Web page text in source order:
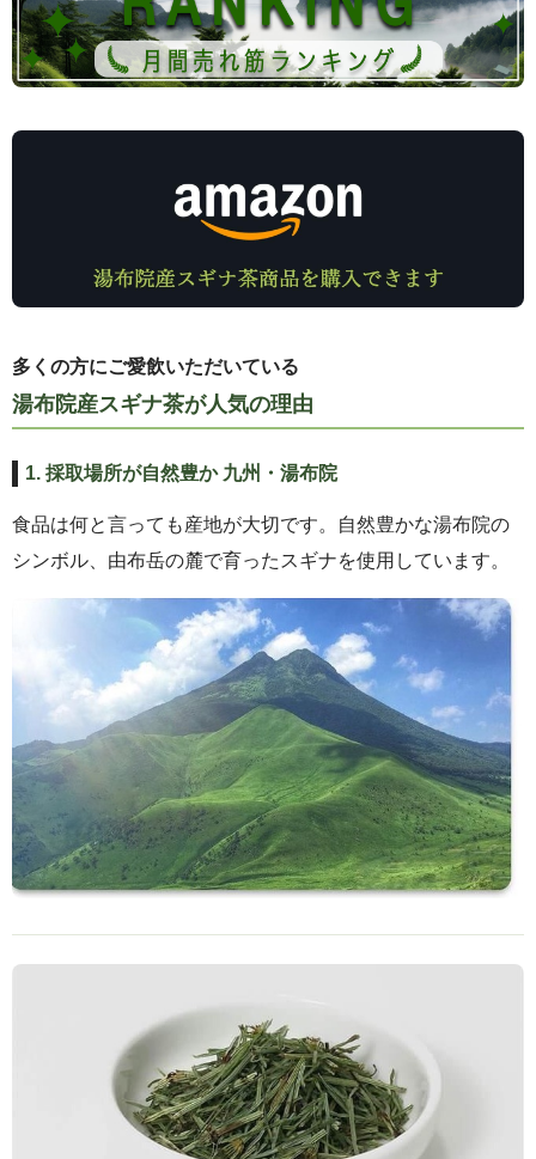
多くの方にご愛飲いただいている
湯布院産スギナ茶が人気の理由
1. 採取場所が自然豊か 九州・湯布院
食品は何と言っても産地が大切です。自然豊かな湯布院の
シンボル、由布岳の麓で育ったスギナを使用しています。